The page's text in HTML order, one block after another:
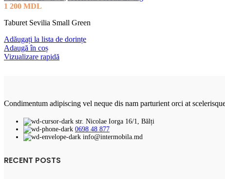
1 200 MDL
Taburet Sevilia Small Green
Adăugați la lista de dorințe
Adaugă în coș
Vizualizare rapidă
Condimentum adipiscing vel neque dis nam parturient orci at
str. Nicolae Iorga 16/1, Bălți
0698 48 877
info@intermobila.md
RECENT POSTS